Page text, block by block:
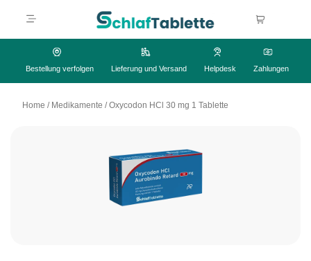
Bestellung verfolgen Lieferung und Versand Helpdesk Zahlungen
Home / Medikamente /Oxycodon HCl 30 mg 1 Tablette